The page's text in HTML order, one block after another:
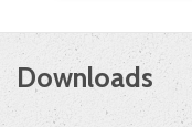
Downloads